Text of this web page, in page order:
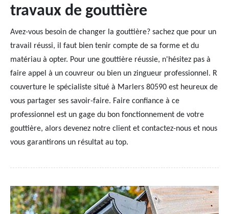
travaux de gouttière
Avez-vous besoin de changer la gouttière? sachez que pour un
travail réussi, il faut bien tenir compte de sa forme et du
matériau à opter. Pour une gouttière réussie, n'hésitez pas à
faire appel à un couvreur ou bien un zingueur professionnel. R
couverture le spécialiste situé à Marlers 80590 est heureux de
vous partager ses savoir-faire. Faire confiance à ce
professionnel est un gage du bon fonctionnement de votre
gouttière, alors devenez notre client et contactez-nous et nous
vous garantirons un résultat au top.